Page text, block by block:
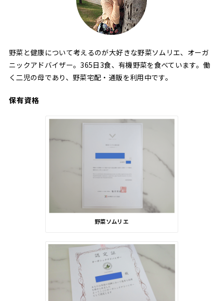
野菜と健康について考えるのが大好きな野菜ソムリエ、オーガ
ニックアドバイザー。365日3食、有機野菜を食べています。働
く二児の母であり、野菜宅配・通販を利用中です。
保有資格
野菜ソムリエ